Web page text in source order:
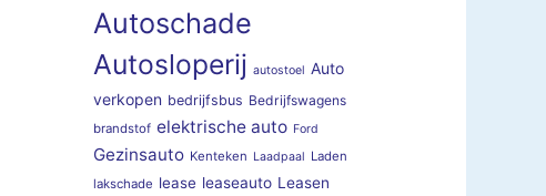
Autoschade
Autosloperij autostoel Auto
verkopen bedrijfsbus Bedrijfswagens
brandstof elektrische auto Ford
Gezinsauto Kenteken Laadpaal Laden
lakschade lease leaseauto Leasen